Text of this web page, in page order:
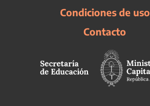
Condiciones de uso
Contacto